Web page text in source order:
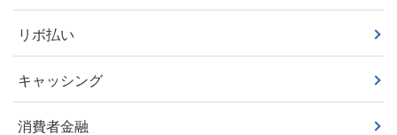
リボ払い
キャッシング
消費者金融